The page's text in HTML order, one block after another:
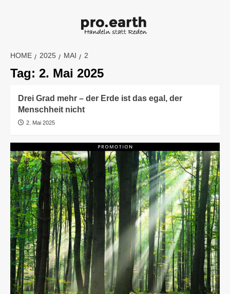
HOME 2025 MAI 2
Tag: 2. Mai 2025
Drei Grad mehr – der Erde ist das egal, der
Menschheit nicht
2. Mai 2025